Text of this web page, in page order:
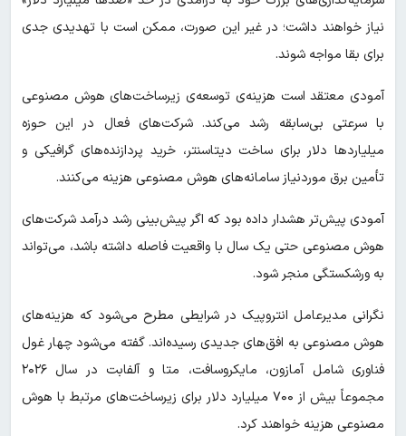
نیاز خواهند داشت؛ در غیر این صورت، ممکن است با تهدیدی جدی
برای بقا مواجه شوند.
آمودی معتقد است هزینه‌ی توسعه‌ی زیرساخت‌های هوش مصنوعی
با سرعتی بی‌سابقه رشد می‌کند. شرکت‌های فعال در این حوزه
میلیاردها دلار برای ساخت دیتاسنتر، خرید پردازنده‌های گرافیکی و
تأمین برق موردنیاز سامانه‌های هوش مصنوعی هزینه می‌کنند.
آمودی پیش‌تر هشدار داده بود که اگر پیش‌بینی رشد درآمد شرکت‌های
هوش مصنوعی حتی یک سال با واقعیت فاصله داشته باشد، می‌تواند
به ورشکستگی منجر شود.
نگرانی مدیرعامل انتروپیک در شرایطی مطرح می‌شود که هزینه‌های
هوش مصنوعی به افق‌های جدیدی رسیده‌اند. گفته می‌شود چهار غول
فناوری شامل آمازون، مایکروسافت، متا و آلفابت در سال ۲۰۲۶
مجموعاً بیش از ۷۰۰ میلیارد دلار برای زیرساخت‌های مرتبط با هوش
مصنوعی هزینه خواهند کرد.